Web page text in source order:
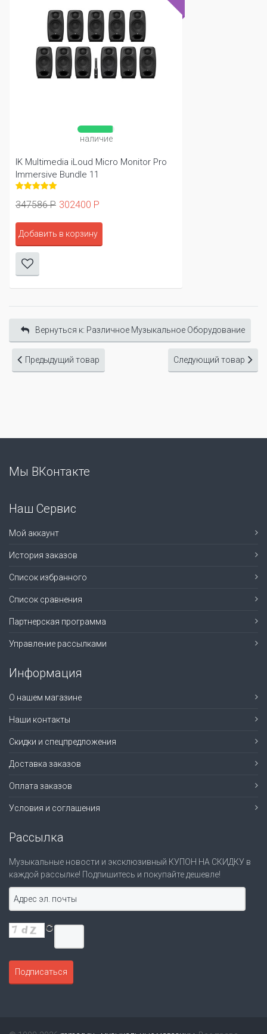
наличие
IK Multimedia iLoud Micro Monitor Pro
Immersive Bundle 11
347586 Р 302400 Р
Добавить в корзину
Вернуться к: Различное Музыкальное Оборудование
Предыдущий товар Следующий товар
Мы ВКонтакте
Наш Сервис
Мой аккаунт
История заказов
Список избранного
Список сравнения
Партнерская программа
Управление рассылками
Информация
О нашем магазине
Наши контакты
Скидки и спецпредложения
Доставка заказов
Оплата заказов
Условия и соглашения
Рассылка
Музыкальные новости и эксклюзивный КУПОН НА СКИДКУ в
каждой рассылке! Подпишитесь и покупайте дешевле!